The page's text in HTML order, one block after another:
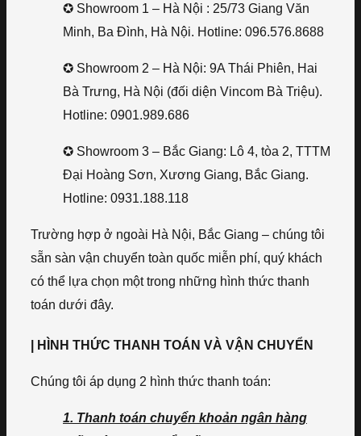
✪ Showroom 1 – Hà Nội : 25/73 Giang Văn
Minh, Ba Đình, Hà Nội. Hotline: 096.576.8688
✪ Showroom 2 – Hà Nội: 9A Thái Phiên, Hai
Bà Trưng, Hà Nội (đối diện Vincom Bà Triệu).
Hotline: 0901.989.686
✪ Showroom 3 – Bắc Giang: Lô 4, tòa 2, TTTM
Đại Hoàng Sơn, Xương Giang, Bắc Giang.
Hotline: 0931.188.118
Trường hợp ở ngoài Hà Nội, Bắc Giang – chúng tôi
sẵn sàn vận chuyển toàn quốc miễn phí, quý khách
có thể lựa chọn một trong những hình thức thanh
toán dưới đây.
| HÌNH THỨC THANH TOÁN VÀ VẬN CHUYỂN
Chúng tôi áp dụng 2 hình thức thanh toán:
1. Thanh toán chuyển khoản ngân hàng